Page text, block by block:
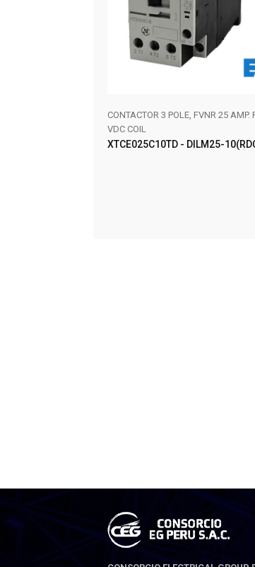
CONTACTOR 3 POLE, FVNR 25 AMP.
VDC COIL
XTCE025C10TD - DILM25-